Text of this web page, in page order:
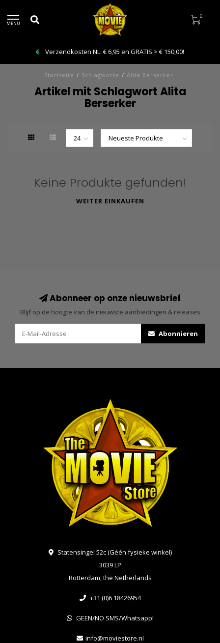
MENU
0
Verzendkosten NL: € 6,95 en GRATIS > € 150,00!
Startseite / Schlagworte / Alita Berserker
Artikel mit Schlagwort Alita
Berserker
Keine Produkte gefunden!
WEITER EINKAUFEN
Abonneer op onze nieuwsbrief
Blijf op de hoogte van de nieuwste aanbiedingen & releases
Abonnieren
Statensingel 52c (Géén fysieke winkel)
3039 LP
Rotterdam, the Netherlands
+31 (0)6 18426954
GEEN/NO SMS/Whatsapp!
info@moviestore.nl